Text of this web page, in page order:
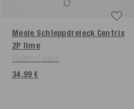
Mesle Schleppdreieck Centrix
2P lime
34,99 €